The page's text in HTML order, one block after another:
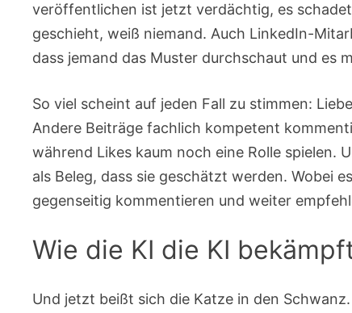
veröffentlichen ist jetzt verdächtig, es
geschieht, weiß niemand. Auch LinkedIn-
dass jemand das Muster durchschaut und es
So viel scheint auf jeden Fall zu stimmen:
Andere Beiträge fachlich kompetent
während Likes kaum noch eine Rolle spielen.
als Beleg, dass sie geschätzt werden. Wobei
gegenseitig kommentieren und weiter
Wie die KI die KI
Und jetzt beißt sich die Katze in den